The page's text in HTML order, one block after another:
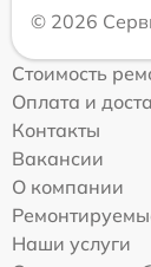
© 2026
Стоимость
Оплата и
Контакты
Вакансии
О компании
Наши услуги